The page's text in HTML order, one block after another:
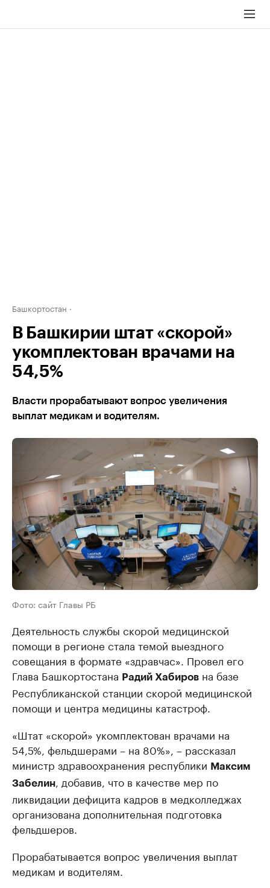
Башкортостан
В Башкирии штат «скорой»
укомплектован врачами на
54,5%
Власти прорабатывают вопрос увеличения
выплат медикам и водителям.
Фото: сайт Главы РБ
Деятельность службы скорой медицинской
помощи в регионе стала темой выездного
совещания в формате «здравчас». Провел его
Глава Башкортостана Радий Хабиров на базе
Республиканской станции скорой медицинской
помощи и центра медицины катастроф.
«Штат «скорой» укомплектован врачами на
54,5%, фельдшерами – на 80%», – рассказал
министр здравоохранения республики Максим
Забелин, добавив, что в качестве мер по
ликвидации дефицита кадров в медколледжах
организована дополнительная подготовка
фельдшеров.
Прорабатывается вопрос увеличения выплат
медикам и водителям.